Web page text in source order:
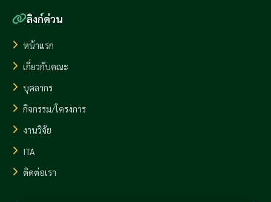
ลิงก์ด่วน
หน้าแรก
เกี่ยวกับคณะ
บุคลากร
กิจกรรม/โครงการ
งานวิจัย
ITA
ติดต่อเรา